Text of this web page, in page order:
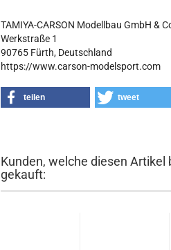
TAMIYA-CARSON Modellbau GmbH &
Werkstraße 1
90765 Fürth, Deutschland
https://www.carson-modelsport.com
teilen tweet
Kunden, welche diesen
gekauft: